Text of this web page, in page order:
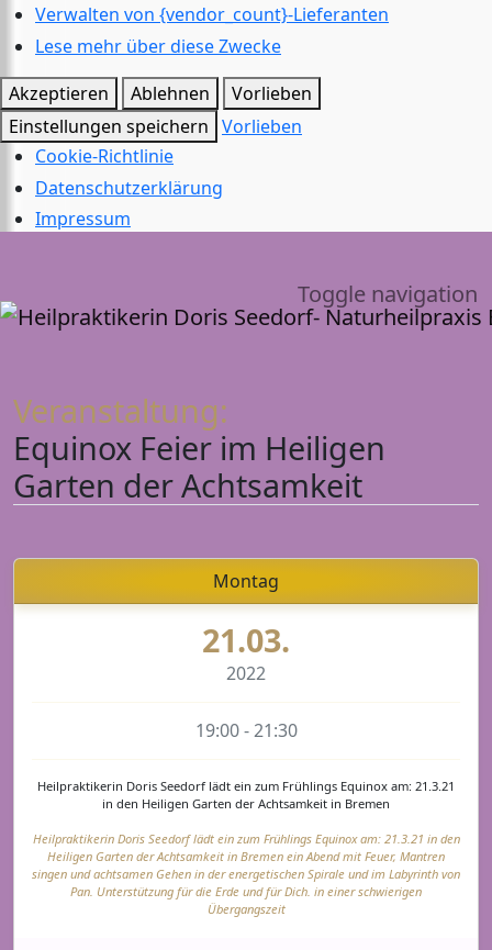
Verwalten von {vendor_count}-Lieferanten
Lese mehr über diese Zwecke
Akzeptieren
Ablehnen
Vorlieben
Einstellungen speichern Vorlieben
Cookie-Richtlinie
Datenschutzerklärung
Impressum
Toggle navigation
Veranstaltung:
Equinox Feier im Heiligen
Garten der Achtsamkeit
Montag
21.03.
2022
19:00 - 21:30
Heilpraktikerin Doris Seedorf lädt ein zum Frühlings Equinox am: 21.3.21
in den Heiligen Garten der Achtsamkeit in Bremen
Heilpraktikerin Doris Seedorf lädt ein zum Frühlings Equinox am: 21.3.21 in den
Heiligen Garten der Achtsamkeit in Bremen ein Abend mit Feuer, Mantren
singen und achtsamen Gehen in der energetischen Spirale und im Labyrinth von
Pan. Unterstützung für die Erde und für Dich. in einer schwierigen
Übergangszeit